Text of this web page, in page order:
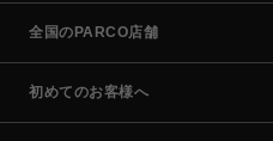
全国のPARCO店舗
初めてのお客様へ